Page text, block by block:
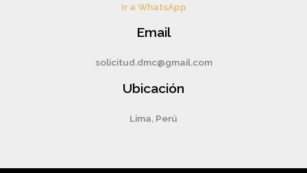
Ir a WhatsApp
Email
solicitud.dmc@gmail.com
Ubicación
Lima, Perú